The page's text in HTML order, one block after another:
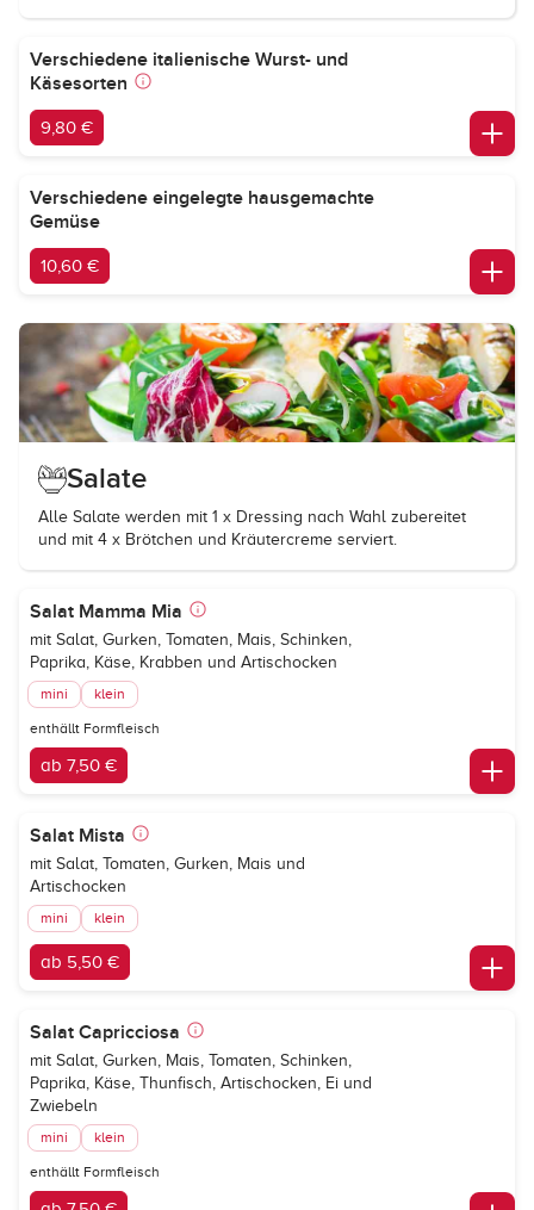
Verschiedene italienische Wurst- und
Käsesorten
9,80 €
Verschiedene eingelegte hausgemachte
Gemüse
10,60 €
Salate
Alle Salate werden mit 1 x Dressing nach Wahl zubereitet
und mit 4 x Brötchen und Kräutercreme serviert.
Salat Mamma Mia
mit Salat, Gurken, Tomaten, Mais, Schinken,
Paprika, Käse, Krabben und Artischocken
mini klein
enthällt Formfleisch
ab 7,50 €
Salat Mista
mit Salat, Tomaten, Gurken, Mais und
Artischocken
mini klein
ab 5,50 €
Salat Capricciosa
mit Salat, Gurken, Mais, Tomaten, Schinken,
Paprika, Käse, Thunfisch, Artischocken, Ei und
Zwiebeln
mini klein
enthällt Formfleisch